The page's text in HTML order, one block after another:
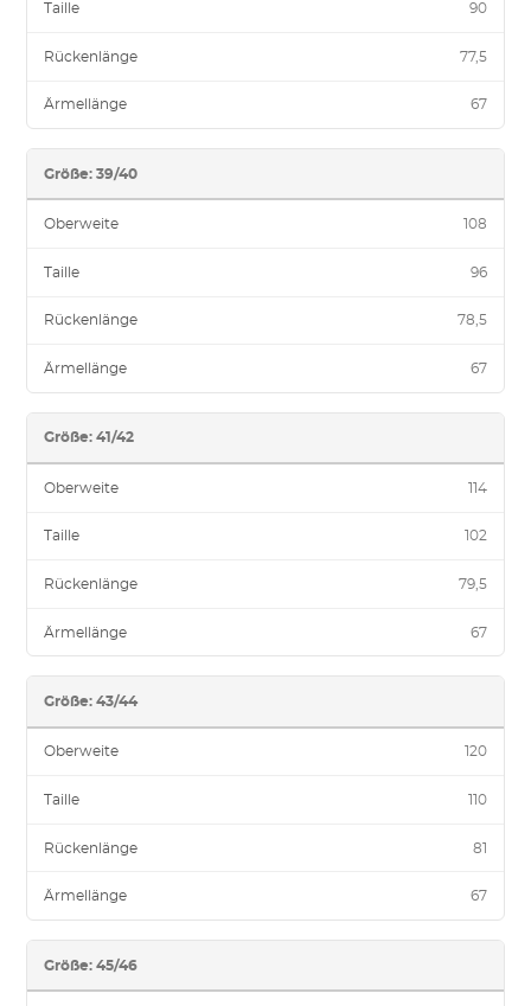
Taille 90
Rückenlänge 77,5
Ärmellänge 67
Größe: 39/40
Oberweite 108
Taille 96
Rückenlänge 78,5
Ärmellänge 67
Größe: 41/42
Oberweite 114
Taille 102
Rückenlänge 79,5
Ärmellänge 67
Größe: 43/44
Oberweite 120
Taille 110
Rückenlänge 81
Ärmellänge 67
Größe: 45/46